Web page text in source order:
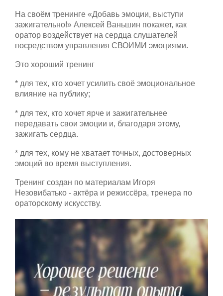
На своём тренинге «Добавь эмоции, выступи
зажигательно!» Алексей Ваньшин покажет, как
оратор воздействует на сердца слушателей
посредством управления СВОИМИ эмоциями.
Это хороший тренинг
* для тех, кто хочет усилить своё эмоциональное
влияние на публику;
* для тех, кто хочет ярче и зажигательнее
передавать свои эмоции и, благодаря этому,
зажигать сердца.
* для тех, кому не хватает точных, достоверных
эмоций во время выступления.
Тренинг создан по материалам Игоря
Незовибатько - актёра и режиссёра, тренера по
ораторскому искусству.